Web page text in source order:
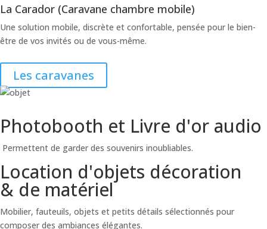
La Carador (Caravane chambre mobile)
Une solution mobile, discrète et confortable, pensée pour le bien-
être de vos invités ou de vous-même.
Les caravanes
Photobooth et Livre d'or audio
Permettent de garder des souvenirs inoubliables.
Location d'objets décoration
& de matériel
Mobilier, fauteuils, objets et petits détails sélectionnés pour
composer des ambiances élégantes.